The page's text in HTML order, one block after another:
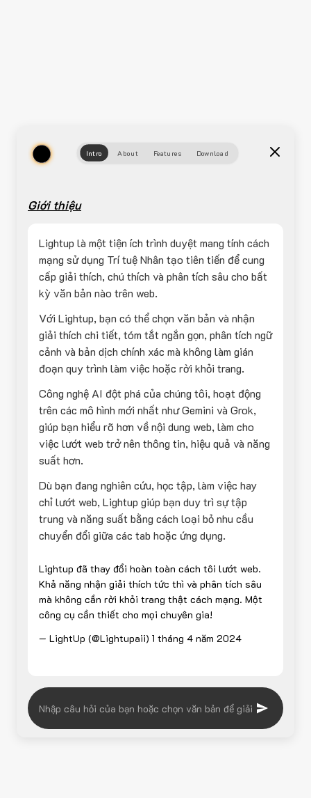
Intro About Features Download
Giới thiệu
Lightup là một tiện ích trình duyệt mang tính cách
mạng sử dụng Trí tuệ Nhân tạo tiên tiến để cung
cấp giải thích, chú thích và phân tích sâu cho bất
kỳ văn bản nào trên web.
Với Lightup, bạn có thể chọn văn bản và nhận
giải thích chi tiết, tóm tắt ngắn gọn, phân tích ngữ
cảnh và bản dịch chính xác mà không làm gián
đoạn quy trình làm việc hoặc rời khỏi trang.
Công nghệ AI đột phá của chúng tôi, hoạt động
trên các mô hình mới nhất như Gemini và Grok,
giúp bạn hiểu rõ hơn về nội dung web, làm cho
việc lướt web trở nên thông tin, hiệu quả và năng
suất hơn.
Dù bạn đang nghiên cứu, học tập, làm việc hay
chỉ lướt web, Lightup giúp bạn duy trì sự tập
trung và năng suất bằng cách loại bỏ nhu cầu
chuyển đổi giữa các tab hoặc ứng dụng.
Lightup đã thay đổi hoàn toàn cách tôi lướt web.
Khả năng nhận giải thích tức thì và phân tích sâu
mà không cần rời khỏi trang thật cách mạng. Một
công cụ cần thiết cho mọi chuyên gia!
— LightUp (@Lightupaii) 1 tháng 4 năm 2024